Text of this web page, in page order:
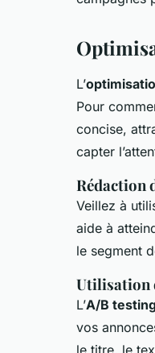
L’
Pour
concise,
capter
Rédaction
Veillez à
aide à
le segment
Utilisation
L’A/B
vos